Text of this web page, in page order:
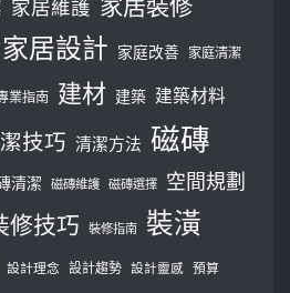
家居維護
家居設計 家庭改善 家庭清潔
業指南 建材 建築 建築材料
技巧 清潔方法 磁磚
清潔 磁磚維護 磁磚選擇 空間規劃
修技巧 裝修指南 裝潢
設計理念 設計趨勢 設計靈感 預算